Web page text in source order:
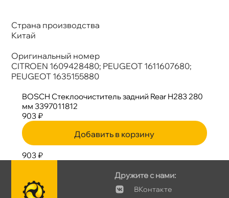
Страна производства
Китай
Оригинальный номер
CITROEN 1609428480; PEUGEOT 1611607680;
PEUGEOT 1635155880
BOSCH Стеклоочиститель задний Rear H283 280
мм 3397011812
903 ₽
Добавить в корзину
903 ₽
Дружите с нами:
Контакте